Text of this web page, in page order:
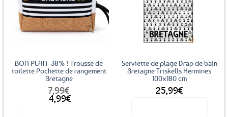
Ajouter
aux
favoris
BON PLAN -38% ! Trousse de
toilette Pochette de rangement
Bretagne
7,99€
Le
prix
4,99€
Le
prix
Serviette de plage Drap de bain
Bretagne Triskells Hermines
100×180 cm
25,99€